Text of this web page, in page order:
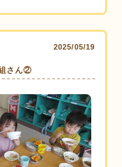
2025/05/19
さん②